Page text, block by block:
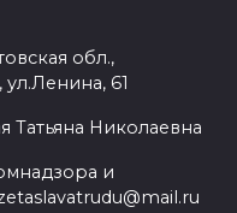
обл.,
61
Татьяна Николаевна
и